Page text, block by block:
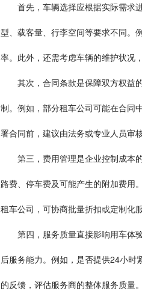
首先，车辆选择应根据实际需求
型、载客量、行李空间等要求不同。
率。此外，还需考虑车辆的维护状况
其次，合同条款是保障双方权益
制。例如，部分租车公司可能在合同
署合同前，建议由法务或专业人员审
第三，费用管理是企业控制成本
路费、停车费及可能产生的附加费用
租车公司，可协商批量折扣或定制化
第四，服务质量直接影响用车体
后服务能力。例如，是否提供24小时
的反馈，评估服务商的整体服务质量。